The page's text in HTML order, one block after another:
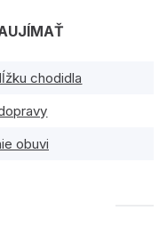
chodidla
obuvi